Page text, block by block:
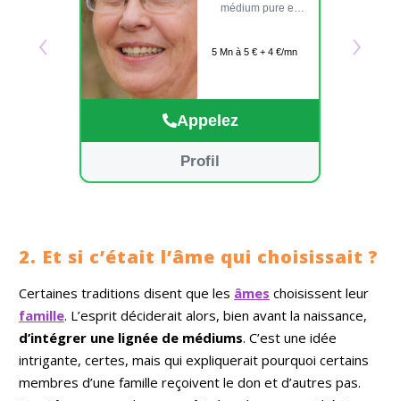
‹
médium pure et
naturellement
des réponses
messages, j’utilise
Marseille et le jeu
d’Indira, enrichis
connaissances en
astrologie.
également une
attention
particulière à la
5 Mn à 5 € + 4 €/mn
Appelez
Profil
›
2. Et si c’était l’âme qui choisissait ?
Certaines traditions disent que les âmes choisissent leur
famille. L’esprit déciderait alors, bien avant la naissance,
d’intégrer une lignée de médiums. C’est une idée
intrigante, certes, mais qui expliquerait pourquoi certains
membres d’une famille reçoivent le don et d’autres pas.